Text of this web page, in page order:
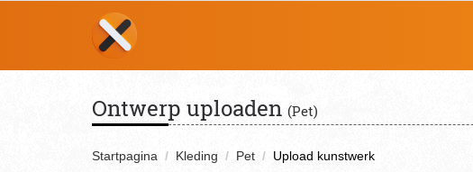
Ontwerp uploaden (Pet)
Startpagina Kleding Pet Upload kunstwerk